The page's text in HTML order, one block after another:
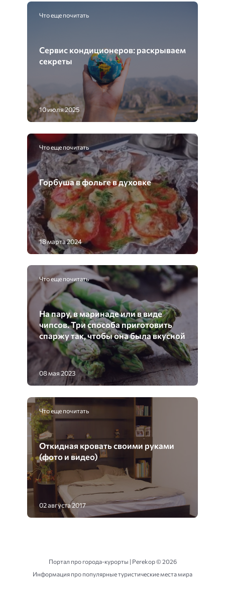
Что еще почитать
Сервис кондиционеров: раскрываем
секреты
10 июля 2025
Что еще почитать
Горбуша в фольге в духовке
18 марта 2024
Что еще почитать
На пару, в маринаде или в виде
чипсов. Три способа приготовить
спаржу так, чтобы она была вкусной
08 мая 2023
Что еще почитать
Откидная кровать своими руками
(фото и видео)
02 августа 2017
Портал про города-курорты | Perekop ©2026
Информация про популярные туристические места мира